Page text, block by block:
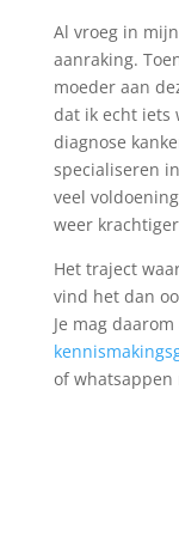
Al vroeg in
aanraking.
moeder aan
dat ik echt iets
diagnose
specialiseren
veel
weer
Het traject
vind het dan
Je mag
of whatsappen